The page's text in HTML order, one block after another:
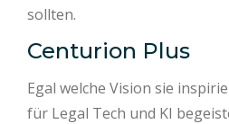
sollten.
Centurion Plus
Egal welche Vision sie
für Legal Tech und KI